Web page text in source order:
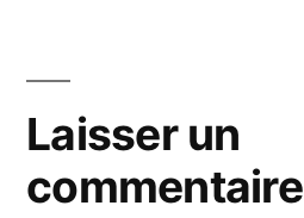
Laisser un
commentaire